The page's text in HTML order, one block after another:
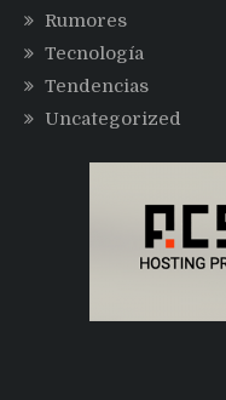
Rumores
Tecnología
Tendencias
Uncategorized